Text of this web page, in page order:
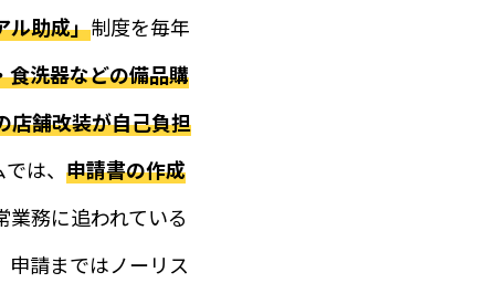
ル助成」制度を毎年
食洗器などの備品購
店舗改装が自己負担
は、 申請書の作成
務に追われている
申請まではノーリス